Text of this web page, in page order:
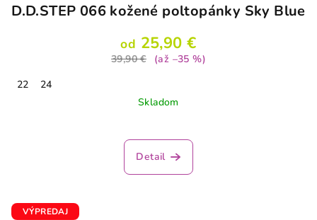
D.D.STEP 066 kožené poltopánky Sky Blue
od 25,90 €
39,90 €
(až –35 %)
22
24
Skladom
Detail
VÝPREDAJ